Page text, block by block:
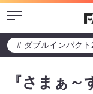
Menu
# ダブルインパクト
『さまぁ